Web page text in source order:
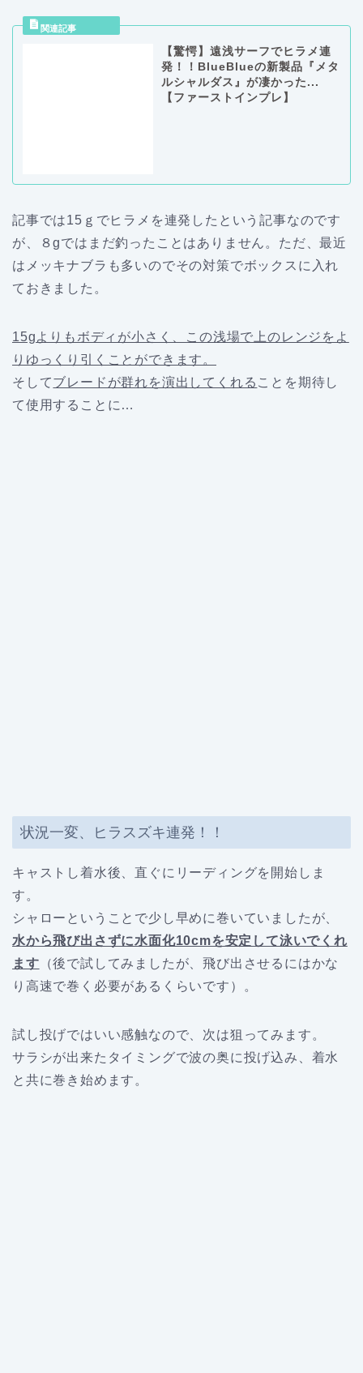
【驚愕】遠浅サーフでヒラメ連
発！！BlueBlueの新製品『メタ
ルシャルダス』が凄かった...
【ファーストインプレ】
記事では15ｇでヒラメを連発したという記事なのです
が、８gではまだ釣ったことはありません。ただ、最近
はメッキナブラも多いのでその対策でボックスに入れ
ておきました。
15gよりもボディが小さく、この浅場で上のレンジをよ
りゆっくり引くことができます。
そしてブレードが群れを演出してくれる ことを期待し
て使用することに…
状況一変、ヒラスズキ連発！！
キャストし着水後、直ぐにリーディングを開始しま
す。
シャローということで少し早めに巻いていましたが、
水から飛び出さずに水面化10cmを安定して泳いでくれ
ます （後で試してみましたが、飛び出させるにはかな
り高速で巻く必要があるくらいです）。
試し投げではいい感触なので、次は狙ってみます。
サラシが出来たタイミングで波の奥に投げ込み、着水
と共に巻き始めます。